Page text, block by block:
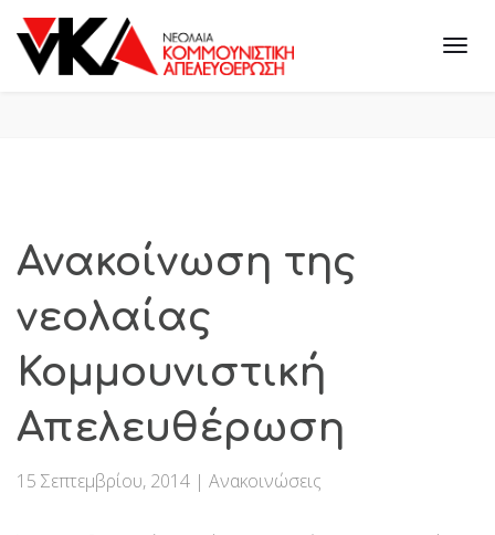
Ανακοίνωση της
νεολαίας
Κομμουνιστική
Απελευθέρωση
15 Σεπτεμβρίου, 2014 | Ανακοινώσεις